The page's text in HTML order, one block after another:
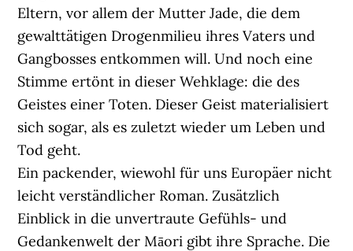
Eltern, vor allem der Mutter Jade, die dem
gewalttätigen Drogenmilieu ihres Vaters und
Gangbosses entkommen will. Und noch eine
Stimme ertönt in dieser Wehklage: die des
Geistes einer Toten. Dieser Geist materialisiert
sich sogar, als es zuletzt wieder um Leben und
Tod geht.
Ein packender, wiewohl für uns Europäer nicht
leicht verständlicher Roman. Zusätzlich
Einblick in die unvertraute Gefühls- und
Gedankenwelt der Māori gibt ihre Sprache. Die